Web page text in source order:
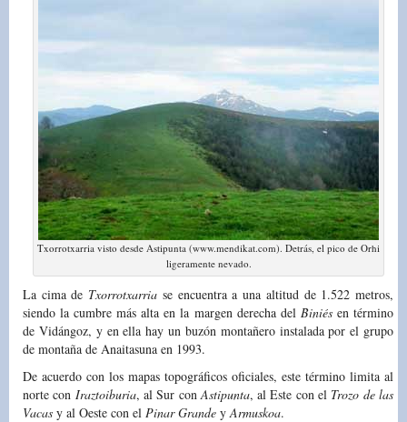
Txorrotxarria visto desde Astipunta (www.mendikat.com). Detrás, el pico de Orhi
ligeramente nevado.
La cima de Txorrotxarria se encuentra a una altitud de 1.522 metros,
siendo la cumbre más alta en la margen derecha del Biniésen término
de Vidángoz, y en ella hay un buzón montañero instalada por el grupo
de montaña de Anaitasuna en 1993.
De acuerdo con los mapas topográficos oficiales, este término limita al
norte con Iraztoiburia, al Sur conAstipunta, al Este con el Trozo de las
Vacas y al Oeste con el Pinar Grande yArmuskoa.